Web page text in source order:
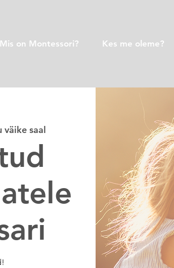
Mis on Montessori? Kes me oleme?
väike saal